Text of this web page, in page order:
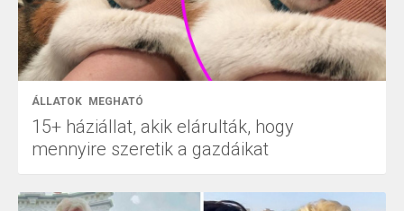
ÁLLATOK MEGHATÓ
15+ háziállat, akik elárulták, hogy
mennyire szeretik a gazdáikat